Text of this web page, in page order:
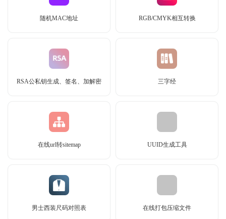
随机MAC地址 RGB/CMYK相互转换
RSA公私钥生成、签名、加解密 三字经
在线url转sitemap UUID生成工具
男士西装尺码对照表 在线打包压缩文件